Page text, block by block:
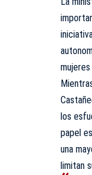
los
papel
una
limitan